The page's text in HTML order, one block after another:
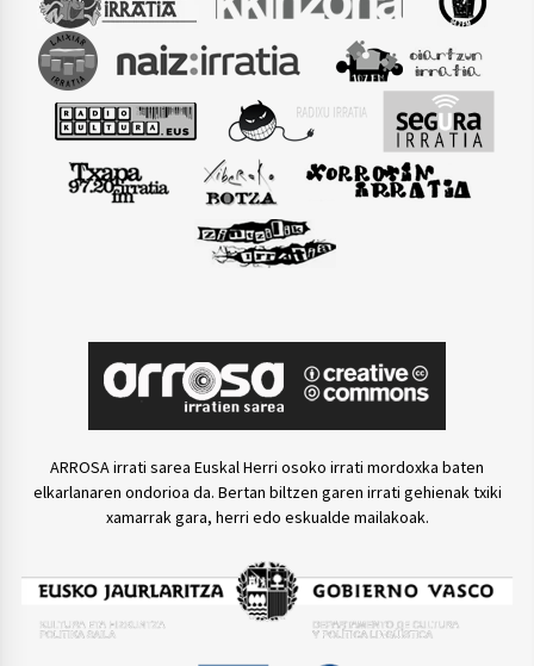
ARROSA irrati sarea Euskal Herri osoko irrati mordoxka baten
elkarlanaren ondorioa da. Bertan biltzen garen irrati gehienak txiki
xamarrak gara, herri edo eskualde mailakoak.